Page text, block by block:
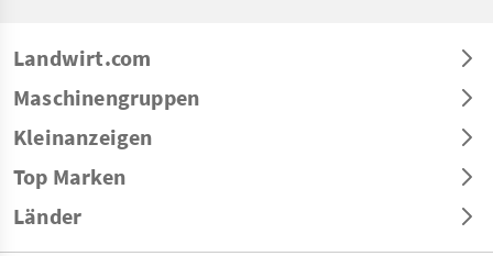
Landwirt.com
Maschinengruppen
Kleinanzeigen
Top Marken
Länder